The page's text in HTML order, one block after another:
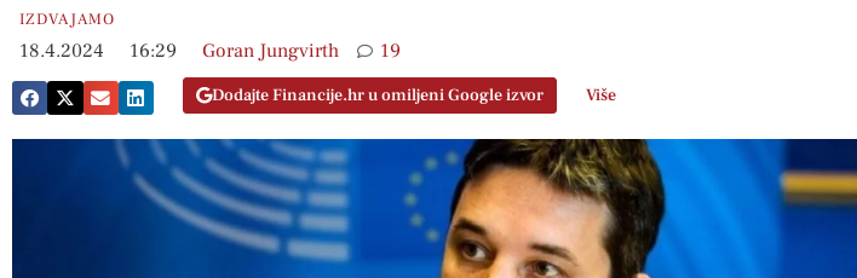
IZDVAJAMO
18.4.2024 16:29 Goran Jungvirth 19
Dodajte Financije.hr u omiljeni Google izvor Više